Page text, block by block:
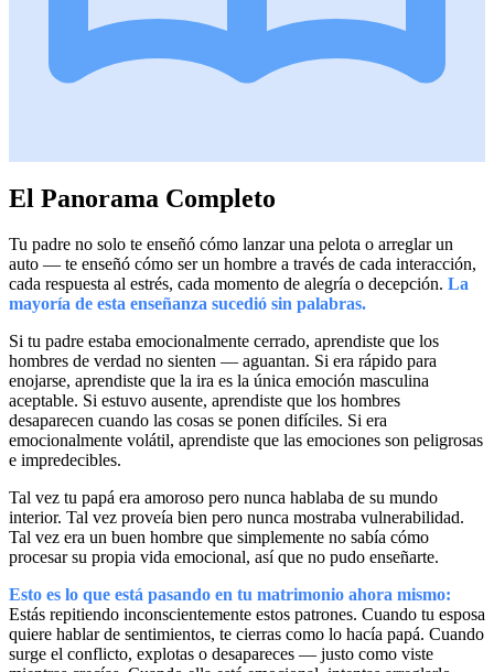
El Panorama Completo
Tu padre no solo te enseñó cómo lanzar una pelota o arreglar un
auto — te enseñó cómo ser un hombre a través de cada interacción,
cada respuesta al estrés, cada momento de alegría o decepción. La
mayoría de esta enseñanza sucedió sin palabras.
Si tu padre estaba emocionalmente cerrado, aprendiste que los
hombres de verdad no sienten — aguantan. Si era rápido para
enojarse, aprendiste que la ira es la única emoción masculina
aceptable. Si estuvo ausente, aprendiste que los hombres
desaparecen cuando las cosas se ponen difíciles. Si era
emocionalmente volátil, aprendiste que las emociones son peligrosas
e impredecibles.
Tal vez tu papá era amoroso pero nunca hablaba de su mundo
interior. Tal vez proveía bien pero nunca mostraba vulnerabilidad.
Tal vez era un buen hombre que simplemente no sabía cómo
procesar su propia vida emocional, así que no pudo enseñarte.
Esto es lo que está pasando en tu matrimonio ahora mismo:
Estás repitiendo inconscientemente estos patrones. Cuando tu esposa
quiere hablar de sentimientos, te cierras como lo hacía papá. Cuando
surge el conflicto, explotas o desapareces — justo como viste